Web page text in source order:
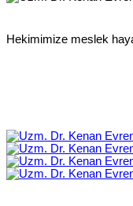
Hekimimize meslek